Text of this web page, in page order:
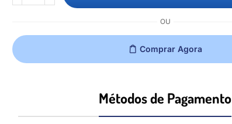
OU
Comprar Agora
Métodos de Pagamento​